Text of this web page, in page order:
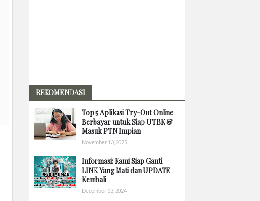
REKOMENDASI
Top 5 Aplikasi Try-Out Online
Berbayar untuk Siap UTBK &
Masuk PTN Impian
November 13, 2025
Informasi: Kami Siap Ganti
LINK Yang Mati dan UPDATE
Kembali
December 13, 2024